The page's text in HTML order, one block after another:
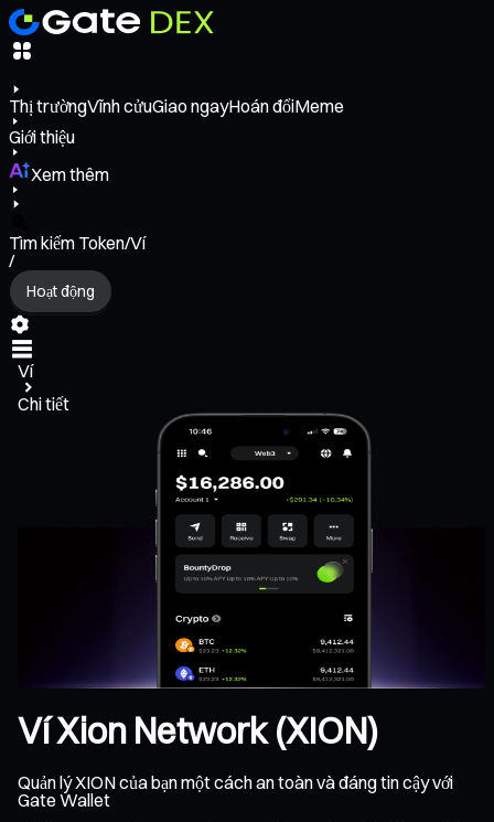
Thị trườngVĩnh cửuGiao ngayHoán đổiMeme
Giới thiệu
Xem thêm
Tìm kiếm Token/Ví
/
Hoạt động
Ví
Chi tiết
Ví Xion Network (XION)
Quản lý XION của bạn một cách an toàn và đáng tin cậy với
Gate Wallet